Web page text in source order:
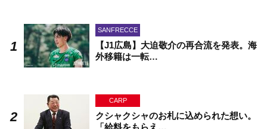
SANFRECCE
【J1広島】大迫敬介の再合流を発表。海
外移籍は一転…
CARP
クシャクシャのお札に込められた想い。
「給料をもらえ…